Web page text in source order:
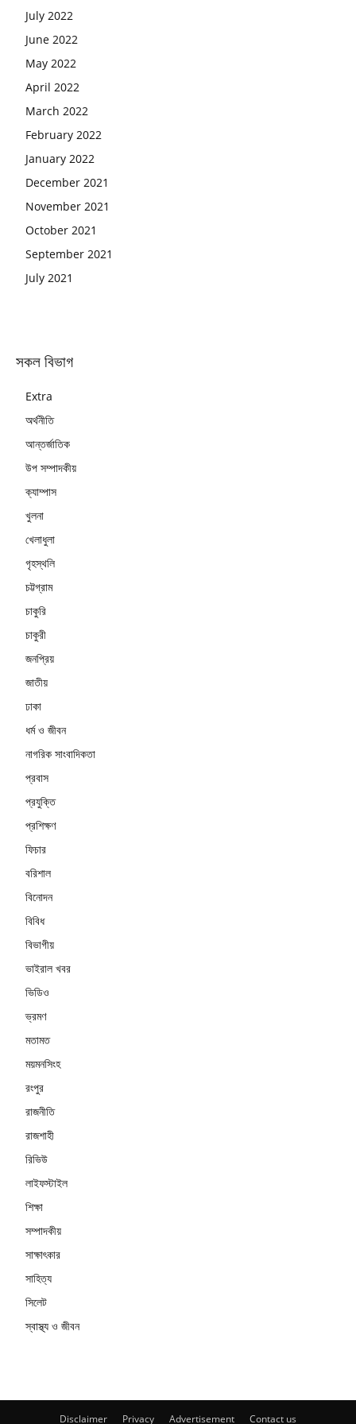
July 2022
June 2022
May 2022
April 2022
March 2022
February 2022
January 2022
December 2021
November 2021
October 2021
September 2021
July 2021
সকল বিভাগ
Extra
অর্থনীতি
আন্তর্জাতিক
উপ সম্পাদকীয়
ক্যাম্পাস
খুলনা
খেলাধুলা
গৃহস্থলি
চট্টগ্রাম
চাকুরি
চাকুরী
জনপ্রিয়
জাতীয়
ঢাকা
ধর্ম ও জীবন
নাগরিক সাংবাদিকতা
প্রবাস
প্রযুক্তি
প্রশিক্ষণ
ফিচার
বরিশাল
বিনোদন
বিবিধ
বিভাগীয়
ভাইরাল খবর
ভিডিও
ভ্রমণ
মতামত
ময়মনসিংহ
রংপুর
রাজনীতি
রাজশাহী
রিভিউ
লাইফস্টাইল
শিক্ষা
সম্পাদকীয়
সাক্ষাৎকার
সাহিত্য
সিলেট
স্বাস্থ্য ও জীবন
Disclaimer Privacy Advertisement Contact us